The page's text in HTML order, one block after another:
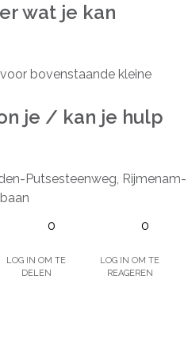
wat je kan
bovenstaande kleine
je / kan je hulp
Putsesteenweg, Rijmenam-
0
Log in om te
delen
0
Log in om te
reageren